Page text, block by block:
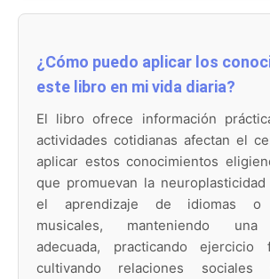
¿Cómo puedo aplicar los
este libro en mi vida diaria?
El libro ofrece información
actividades cotidianas afectan el
aplicar estos conocimientos
que promuevan la
el aprendizaje de idiomas o
musicales, manteniendo una
adecuada, practicando ejercicio
cultivando relaciones sociales